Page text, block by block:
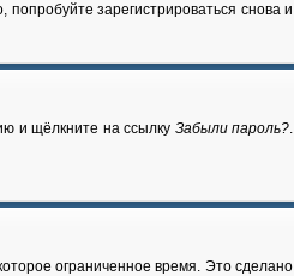
зарегистрироваться снова и
и щёлкните на ссылку Забыли пароль?.
ограниченное время. Это сделано